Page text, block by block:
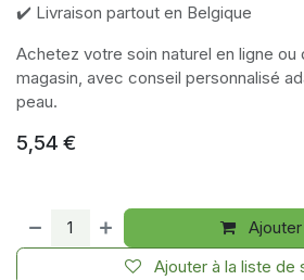
✔️ Livraison partout en Belgique
Achetez votre soin naturel en ligne ou
magasin, avec conseil personnalisé
peau.
5,54 €
Ajouter à la liste de